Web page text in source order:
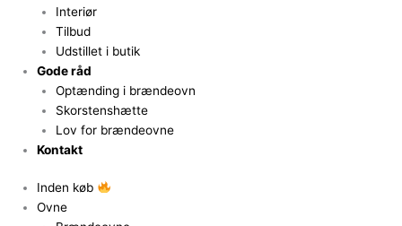
Interiør
Tilbud
Udstillet i butik
Gode råd
Optænding i brændeovn
Skorstenshætte
Lov for brændeovne
Kontakt
Inden køb
Ovne